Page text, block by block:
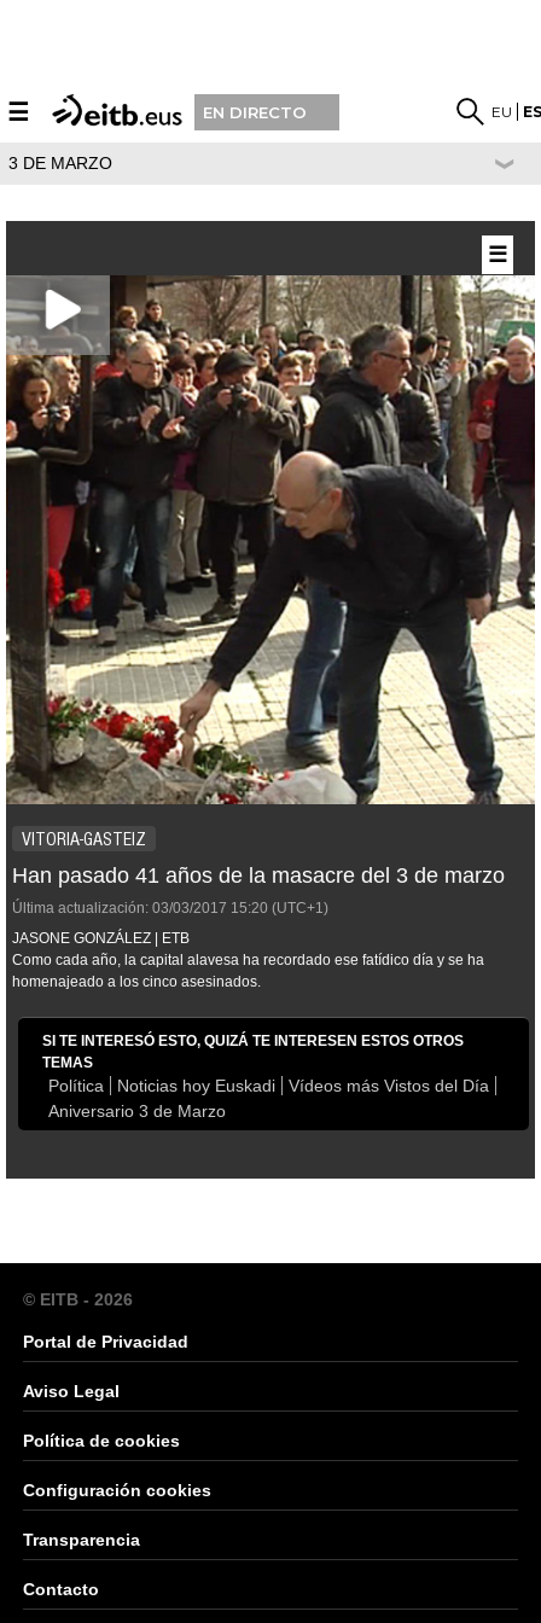
☰ EN DIRECTO EU
3 DE MARZO
VITORIA-GASTEIZ
Han pasado 41 años de la masacre del 3 de marzo
Última actualización: 03/03/2017 15:20 (UTC+1)
JASONE GONZÁLEZ | ETB
Como cada año, la capital alavesa ha recordado ese fatídico día y se ha
homenajeado a los cinco asesinados.
SI TE INTERESÓ ESTO, QUIZÁ TE INTERESEN ESTOS OTROS
TEMAS
Política Noticias hoy Euskadi
Vídeos más Vistos del Día
Aniversario 3 de Marzo
☰
© EITB - 2026
Portal de Privacidad
Aviso Legal
Política de cookies
Configuración cookies
Transparencia
Contacto